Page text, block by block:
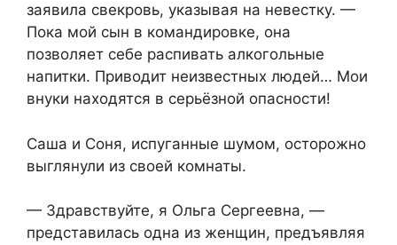
заявила свекровь, указывая на невестку. —
Пока мой сын в командировке, она
позволяет себе распивать алкогольные
напитки. Приводит неизвестных людей… Мои
внуки находятся в серьёзной опасности!
Саша и Соня, испуганные шумом, осторожно
выглянули из своей комнаты.
— Здравствуйте, я Ольга Сергеевна, —
представилась одна из женщин, предъявляя